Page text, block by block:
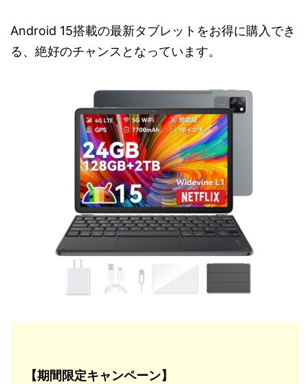
Android 15搭載の最新タブレットをお得に購入でき
る、絶好のチャンスとなっています。
【期間限定キャンペーン】